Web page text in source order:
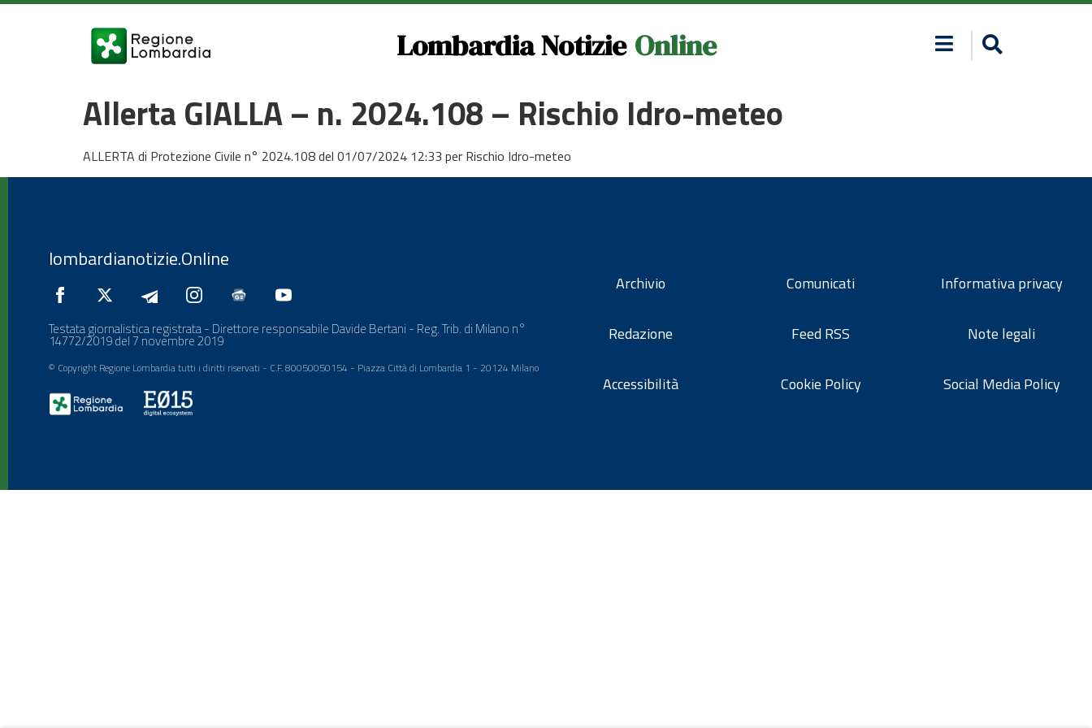
Lombardia Notizie Online
Allerta GIALLA – n. 2024.108 – Rischio Idro-meteo
ALLERTA di Protezione Civile n° 2024.108 del 01/07/2024 12:33 per Rischio Idro-meteo
lombardianotizie.Online
Testata giornalistica registrata - Direttore responsabile Davide Bertani - Reg. Trib. di Milano n°
14772/2019 del 7 novembre 2019
© Copyright Regione Lombardia tutti i diritti riservati - C.F. 80050050154 - Piazza Città di Lombardia 1 - 20124 Milano
Archivio
Redazione
Accessibilità
Comunicati
Feed RSS
Cookie Policy
Informativa privacy
Note legali
Social Media Policy